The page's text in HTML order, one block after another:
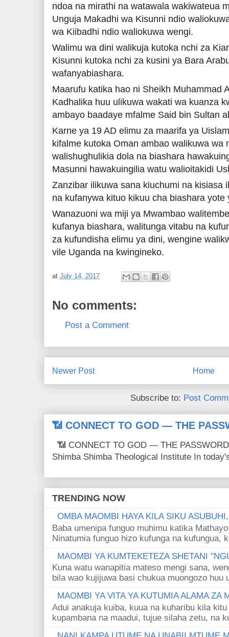
ndoa na mirathi na watawala wakiwateua
Unguja Makadhi wa Kisunni ndio
wa Kiibadhi ndio waliokuwa wengi.
Walimu wa dini walikuja kutoka nchi za
Kisunni kutoka nchi za kusini ya Bara
wafanyabiashara.
Maarufu katika hao ni Sheikh Muhammad
Kadhalika huu ulikuwa wakati wa kuanza
ambayo baadaye mfalme Said bin Sultan
Karne ya 19 AD elimu za maarifa ya
kifalme kutoka Oman ambao walikuwa wa
walishughulikia dola na biashara
Masunni hawakuingilia watu walioitakidi
Zanzibar ilikuwa sana kiuchumi na kisiasa
na kufanywa kituo kikuu cha biashara
Wanazuoni wa miji ya Mwambao
kufanya biashara, walitunga vitabu na
za kufundisha elimu ya dini, wengine
vile Uganda na kwingineko.
at July 14, 2017
No comments:
Post a Comment
Newer Post Home
Subscribe to: Post
📶 CONNECT TO GOD — THE
📶 CONNECT TO GOD — THE
Shimba Shimba Theological Institute In
TRENDING NOW
OMBA MAOMBI HAYA KILA SIKU
Baba umenipa funguo muhimu katika
Ninatumia funguo hizo kufunga na kufungua,
MAOMBI YA KUMTEKETEZA SHETANI
Kuna watu wanapitia mateso mengi sana,
bila wao kujijuwa basi chukua muongozo huu
MAOMBI YA VITA YA KUTUMIA ALAMA ZA
Adui anakuja kuiba, kuua na kuharibu kila
kupambana na maadui, tujue silaha zetu, na